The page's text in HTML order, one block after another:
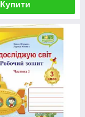
Купити